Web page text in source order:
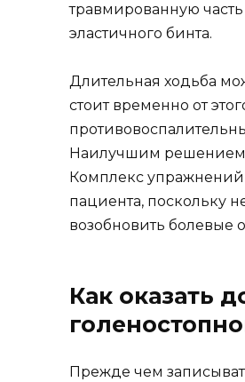
травмированную
эластичного бинта.
Длительная ходьба
стоит временно от
Наилучшим решением
Комплекс
пациента, поскольку
возобновить болевые
Как оказать
Прежде чем